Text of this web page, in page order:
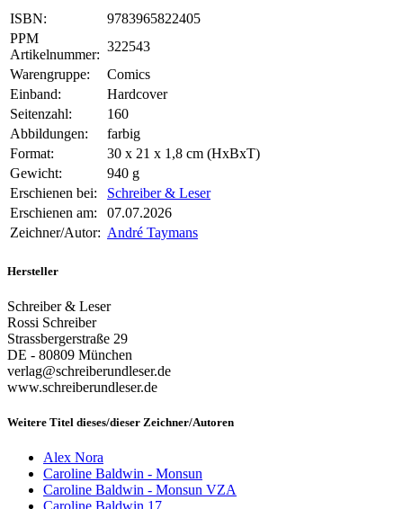
ISBN:
9783965822405
PPM
Artikelnummer:
322543
Warengruppe:
Comics
Einband:
Hardcover
Seitenzahl:
160
Abbildungen:
farbig
Format:
30 x 21 x 1,8 cm (HxBxT)
Gewicht:
940 g
Erschienen bei:
Schreiber & Leser
Erschienen am:
07.07.2026
Zeichner/Autor: André Taymans
Hersteller
Schreiber & Leser
Rossi Schreiber
Strassbergerstraße 29
DE - 80809 München
verlag@schreiberundleser.de
www.schreiberundleser.de
Weitere Titel dieses/dieser Zeichner/Autoren
Alex Nora
Caroline Baldwin - Monsun
Caroline Baldwin - Monsun VZA
Caroline Baldwin 17